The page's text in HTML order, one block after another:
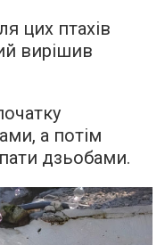
цих птахів
вирішив
а потім
дзьобами.